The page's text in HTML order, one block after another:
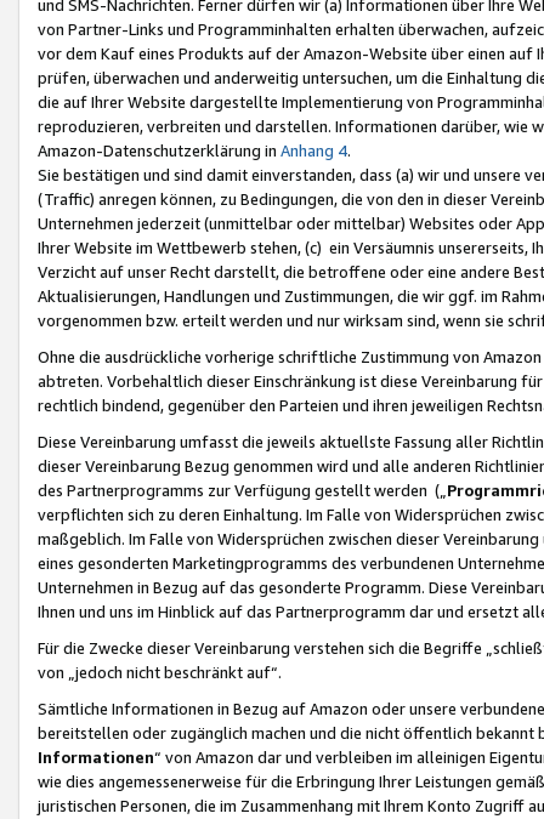
und SMS-Nachrichten. Ferner dürfen wir (a) Informationen über Ihre
von Partner-Links und Programminhalten erhalten überwachen,
vor dem Kauf eines Produkts auf der Amazon-Website über einen
prüfen, überwachen und anderweitig untersuchen, um die Einhaltung
die auf Ihrer Website dargestellte Implementierung von
reproduzieren, verbreiten und darstellen. Informationen darüber, wie
Amazon-Datenschutzerklärung in Anhang 4.
Sie bestätigen und sind damit einverstanden, dass (a) wir und
(Traffic) anregen können, zu Bedingungen, die von den in dieser
Unternehmen jederzeit (unmittelbar oder mittelbar) Websites oder
Ihrer Website im Wettbewerb stehen, (c) ein Versäumnis unsererseits,
Verzicht auf unser Recht darstellt, die betroffene oder eine andere
Aktualisierungen, Handlungen und Zustimmungen, die wir ggf. im
vorgenommen bzw. erteilt werden und nur wirksam sind, wenn sie
Ohne die ausdrückliche vorherige schriftliche Zustimmung von
abtreten. Vorbehaltlich dieser Einschränkung ist diese Vereinbarung
rechtlich bindend, gegenüber den Parteien und ihren jeweiligen
Diese Vereinbarung umfasst die jeweils aktuellste Fassung aller
dieser Vereinbarung Bezug genommen wird und alle anderen
des Partnerprogramms zur Verfügung gestellt werden („
verpflichten sich zu deren Einhaltung. Im Falle von Widersprüchen
maßgeblich. Im Falle von Widersprüchen zwischen dieser
eines gesonderten Marketingprogramms des verbundenen
Unternehmen in Bezug auf das gesonderte Programm. Diese
Ihnen und uns im Hinblick auf das Partnerprogramm dar und ersetzt
Für die Zwecke dieser Vereinbarung verstehen sich die Begriffe
von „jedoch nicht beschränkt auf“.
Sämtliche Informationen in Bezug auf Amazon oder unsere
bereitstellen oder zugänglich machen und die nicht öffentlich
Informationen“ von Amazon dar und verbleiben im alleinigen
wie dies angemessenerweise für die Erbringung Ihrer Leistungen
juristischen Personen, die im Zusammenhang mit Ihrem Konto